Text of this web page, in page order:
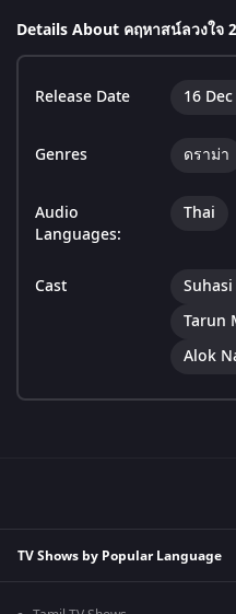
Details About คฤหาสน์ลวงใจ
Release Date 16
Genres ดราม่า
Audio
Languages:
Thai
Cast
Tarun
Alok
TV Shows by Popular Language